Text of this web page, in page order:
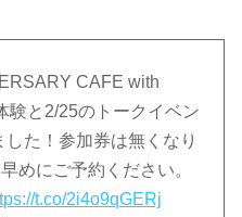
CAFE with
験と2/25のトークイベン
た！参加券は無くなり
めにご予約ください。
t.co/2i4o9qGERj